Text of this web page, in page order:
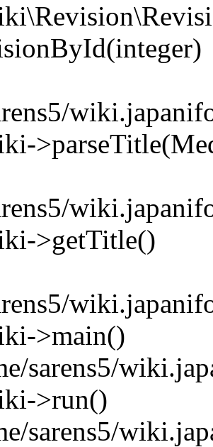
>getTitle()
>main()
sarens5/
>run()
sarens5/